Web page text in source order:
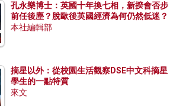
孔永樂博士：英國十年換七相，新揆會否步
前任後塵？脫歐後英國經濟為何仍然低迷？
本社編輯部
摘星以外：從校園生活觀察DSE中文科摘星
學生的一點特質
來文